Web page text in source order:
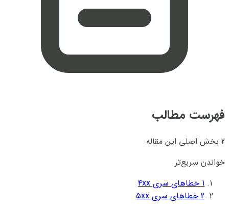
فهرست مطالب
2 بخش اصلی این مقاله
خواندن سریع‌تر
1 خطاهای سری ۴xx
2 خطاهای سری ۵xx